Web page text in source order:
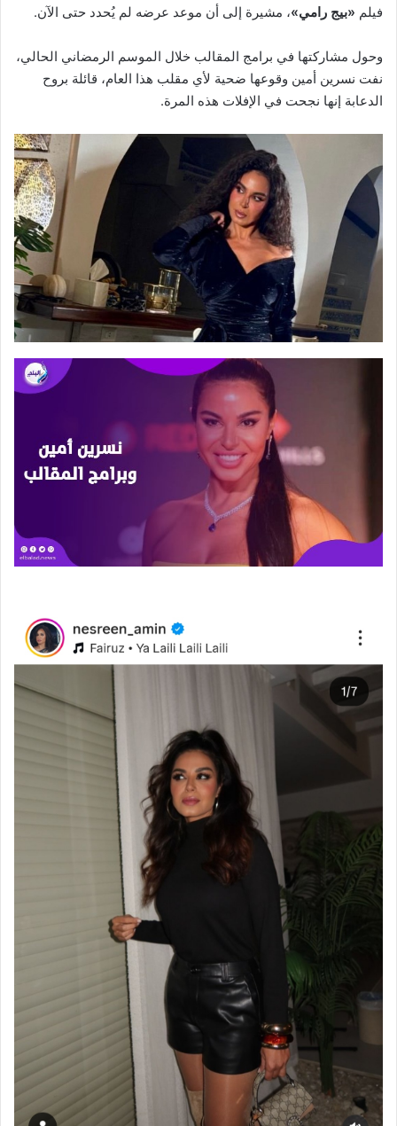
فيلم «بيج رامي»، مشيرة إلى أن موعد عرضه لم يُحدد حتى الآن.
وحول مشاركتها في برامج المقالب خلال الموسم الرمضاني الحالي،
نفت نسرين أمين وقوعها ضحية لأي مقلب هذا العام، قائلة بروح
الدعابة إنها نجحت في الإفلات هذه المرة.